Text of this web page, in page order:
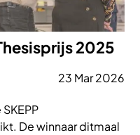
2025
23 Mar 2026
De winnaar ditmaal